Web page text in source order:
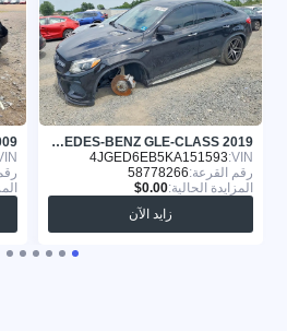
MERCEDES-BENZ GLE-CLASS 2019
VIN:
4JGED6EB5KA151593
رقم القرعة:58778266
المزايدة الحالية:
زايد الآن